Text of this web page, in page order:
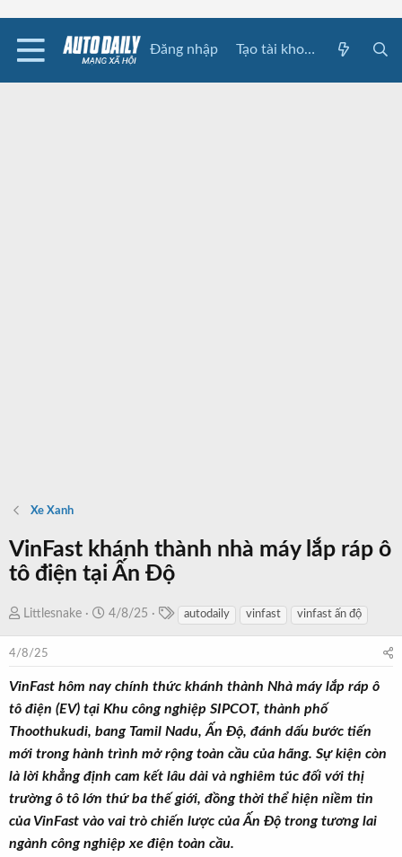
Đăng nhập Tạo tài khoản
Xe Xanh
VinFast khánh thành nhà máy lắp ráp ô
tô điện tại Ấn Độ
T
r
a
d
s
t
a
r
Littlesnake
N
b
ắ
t
đ
ầ
u
4/8/25 autodaily vinfast vinfast ấn độ
4/8/25
VinFast hôm nay chính thức khánh thành Nhà máy lắp ráp ô
tô điện (EV) tại Khu công nghiệp SIPCOT, thành phố
Thoothukudi, bang Tamil Nadu, Ấn Độ, đánh dấu bước tiến
mới trong hành trình mở rộng toàn cầu của hãng. Sự kiện còn
là lời khẳng định cam kết lâu dài và nghiêm túc đối với thị
trường ô tô lớn thứ ba thế giới, đồng thời thể hiện niềm tin
của VinFast vào vai trò chiến lược của Ấn Độ trong tương lai
ngành công nghiệp xe điện toàn cầu.